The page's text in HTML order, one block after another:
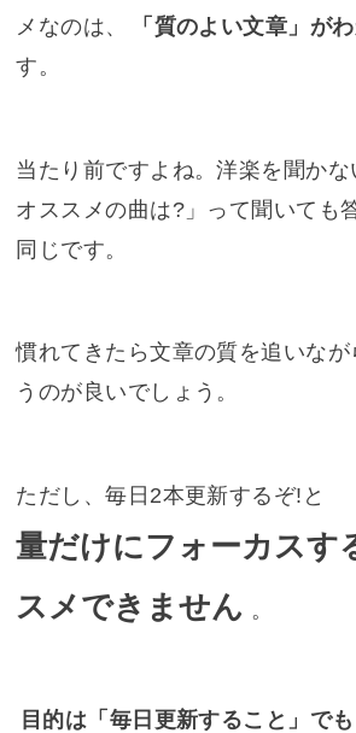
メなのは、
「質のよい文章」が
す。
当たり前ですよね。洋楽を聞か
オススメの曲は?」って聞いても
同じです。
慣れてきたら文章の質を追いな
うのが良いでしょう。
ただし、毎日2本更新するぞ!と
量だけにフォーカスす
スメできません 。
目的は「毎日更新すること」で